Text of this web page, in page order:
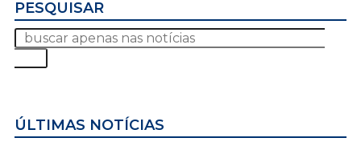
PESQUISAR
ÚLTIMAS NOTÍCIAS